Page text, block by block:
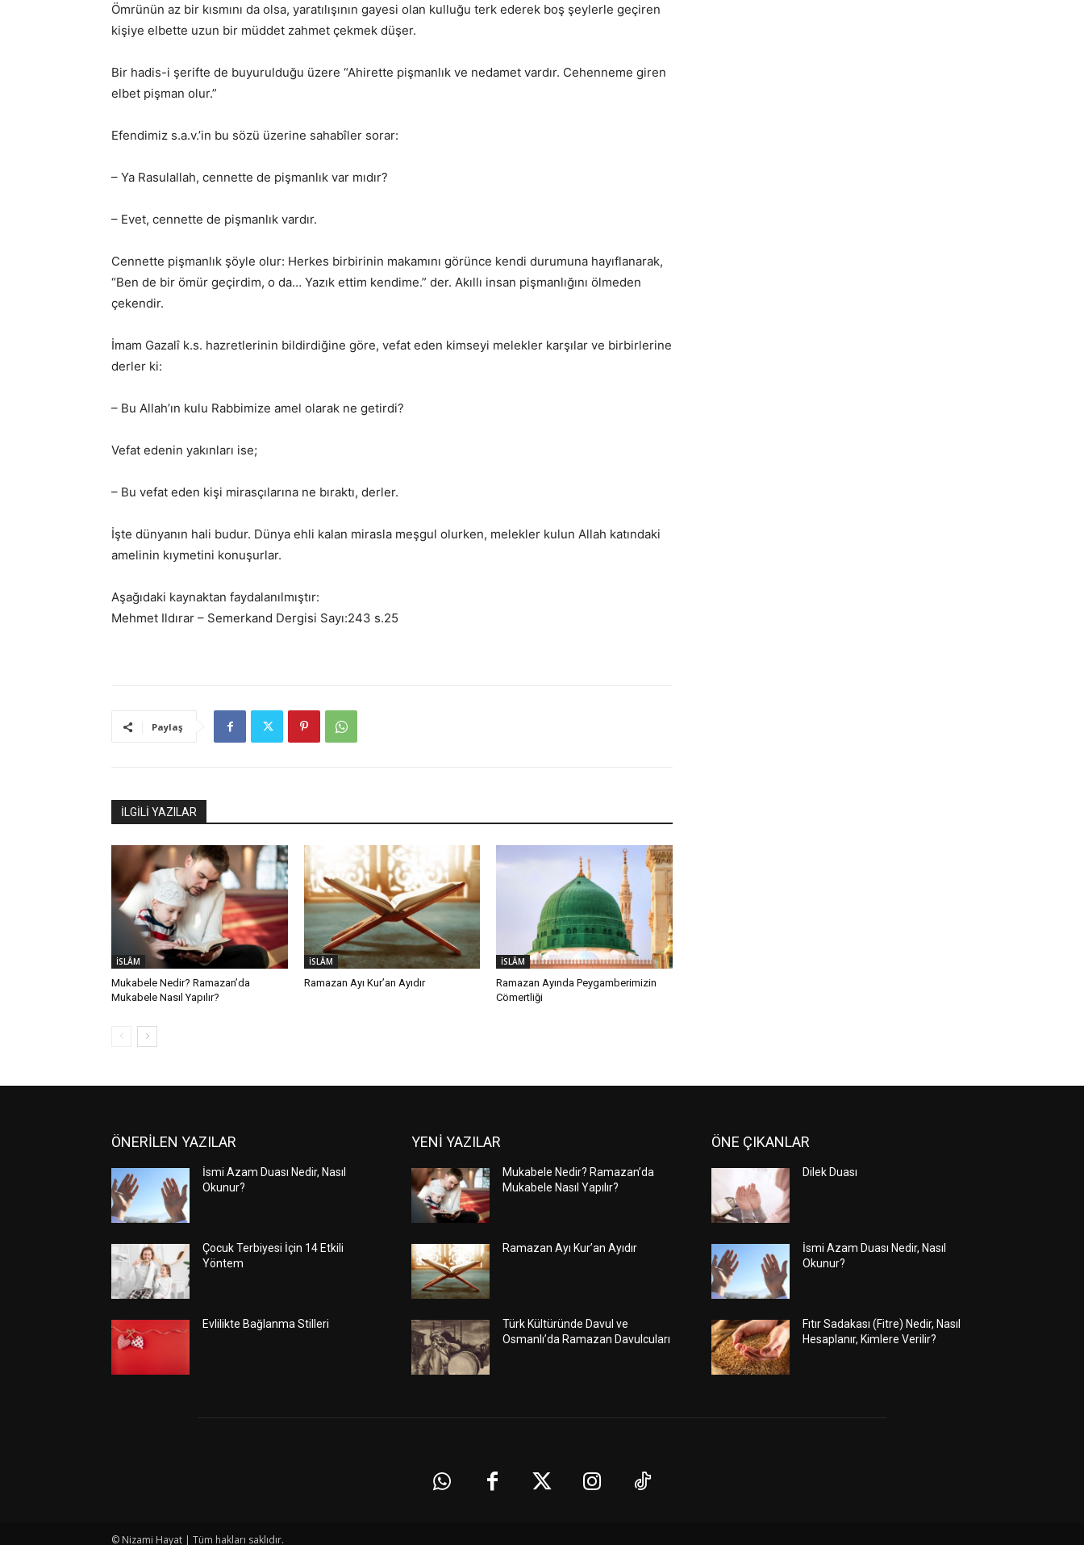
Ömrünün az bir kısmını da olsa, yaratılışının gayesi olan kulluğu terk ederek boş şeylerle geçiren
kişiye elbette uzun bir müddet zahmet çekmek düşer.
Bir hadis-i şerifte de buyurulduğu üzere “Ahirette pişmanlık ve nedamet vardır. Cehenneme giren
elbet pişman olur.”
Efendimiz s.a.v.’in bu sözü üzerine sahabîler sorar:
– Ya Rasulallah, cennette de pişmanlık var mıdır?
– Evet, cennette de pişmanlık vardır.
Cennette pişmanlık şöyle olur: Herkes birbirinin makamını görünce kendi durumuna hayıflanarak,
“Ben de bir ömür geçirdim, o da… Yazık ettim kendime.” der. Akıllı insan pişmanlığını ölmeden
çekendir.
İmam Gazalî k.s. hazretlerinin bildirdiğine göre, vefat eden kimseyi melekler karşılar ve birbirlerine
derler ki:
– Bu Allah’ın kulu Rabbimize amel olarak ne getirdi?
Vefat edenin yakınları ise;
– Bu vefat eden kişi mirasçılarına ne bıraktı, derler.
İşte dünyanın hali budur. Dünya ehli kalan mirasla meşgul olurken, melekler kulun Allah katındaki
amelinin kıymetini konuşurlar.
Aşağıdaki kaynaktan faydalanılmıştır:
Mehmet Ildırar – Semerkand Dergisi Sayı:243 s.25
Paylaş
İLGİLİ YAZILAR
İSLÂM
Mukabele Nedir? Ramazan’da
Mukabele Nasıl Yapılır?
İSLÂM
Ramazan Ayı Kur’an Ayıdır
İSLÂM
Ramazan Ayında Peygamberimizin
Cömertliği
ÖNERİLEN YAZILAR
İsmi Azam Duası Nedir, Nasıl
Okunur?
Çocuk Terbiyesi İçin 14 Etkili
Yöntem
Evlilikte Bağlanma Stilleri
YENİ YAZILAR
Mukabele Nedir? Ramazan’da
Mukabele Nasıl Yapılır?
Ramazan Ayı Kur’an Ayıdır
Türk Kültüründe Davul ve
Osmanlı’da Ramazan Davulcuları
ÖNE ÇIKANLAR
Dilek Duası
İsmi Azam Duası Nedir, Nasıl
Okunur?
Fıtır Sadakası (Fitre) Nedir, Nasıl
Hesaplanır, Kimlere Verilir?
© Nizami Hayat | Tüm hakları saklıdır.